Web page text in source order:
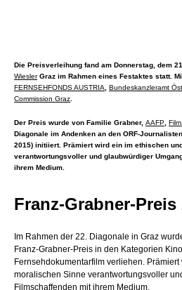
Die Preisverleihung fand am Donnerstag, dem
WieslerGraz im Rahmen eines Festaktes statt.
FERNSEHFONDS AUSTRIA
Bundeskanzleramt
Commission Graz
Der Preis wurde von Familie Grabner, AAFP
Diagonale im Andenken an den ORF-
2015) initiiert. Prämiert wird ein im ethischen
verantwortungsvoller und glaubwürdiger
ihrem Medium.
Franz-Grabner-Preis
Im Rahmen der 22. Diagonale in Graz
Franz-Grabner-Preis in den Kategorien
Fernsehdokumentarfilm verliehen.
moralischen Sinne verantwortungsvoller
Filmschaffenden mit ihrem Medium.